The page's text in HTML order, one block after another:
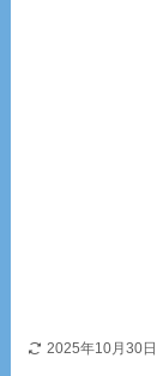
2025年10月30日